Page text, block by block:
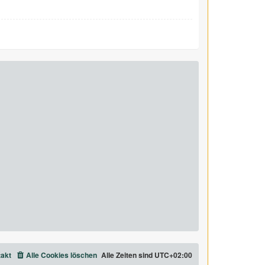
Alle Zeiten sind UTC+02:00
Alle Cookies löschen